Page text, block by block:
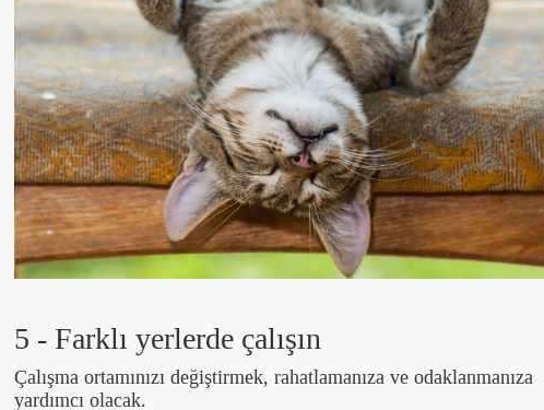
5 - Farklı yerlerde çalışın
Çalışma ortamınızı değiştirmek, rahatlamanıza ve odaklanmanıza
yardımcı olacak.